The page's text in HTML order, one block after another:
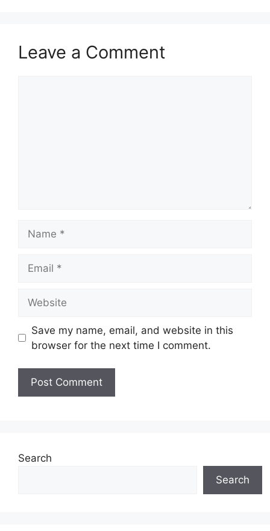
Leave a Comment
Save my name, email, and website in this
browser for the next time I comment.
Search
Search